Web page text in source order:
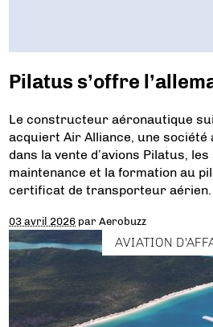
Pilatus s’offre
Le constructeur aéronautique
acquiert Air Alliance, une société
dans la vente d’avions Pilatus,
maintenance et la formation au
certificat de transporteur aérien.
03 avril 2026 parAerobuzz
AVIATION